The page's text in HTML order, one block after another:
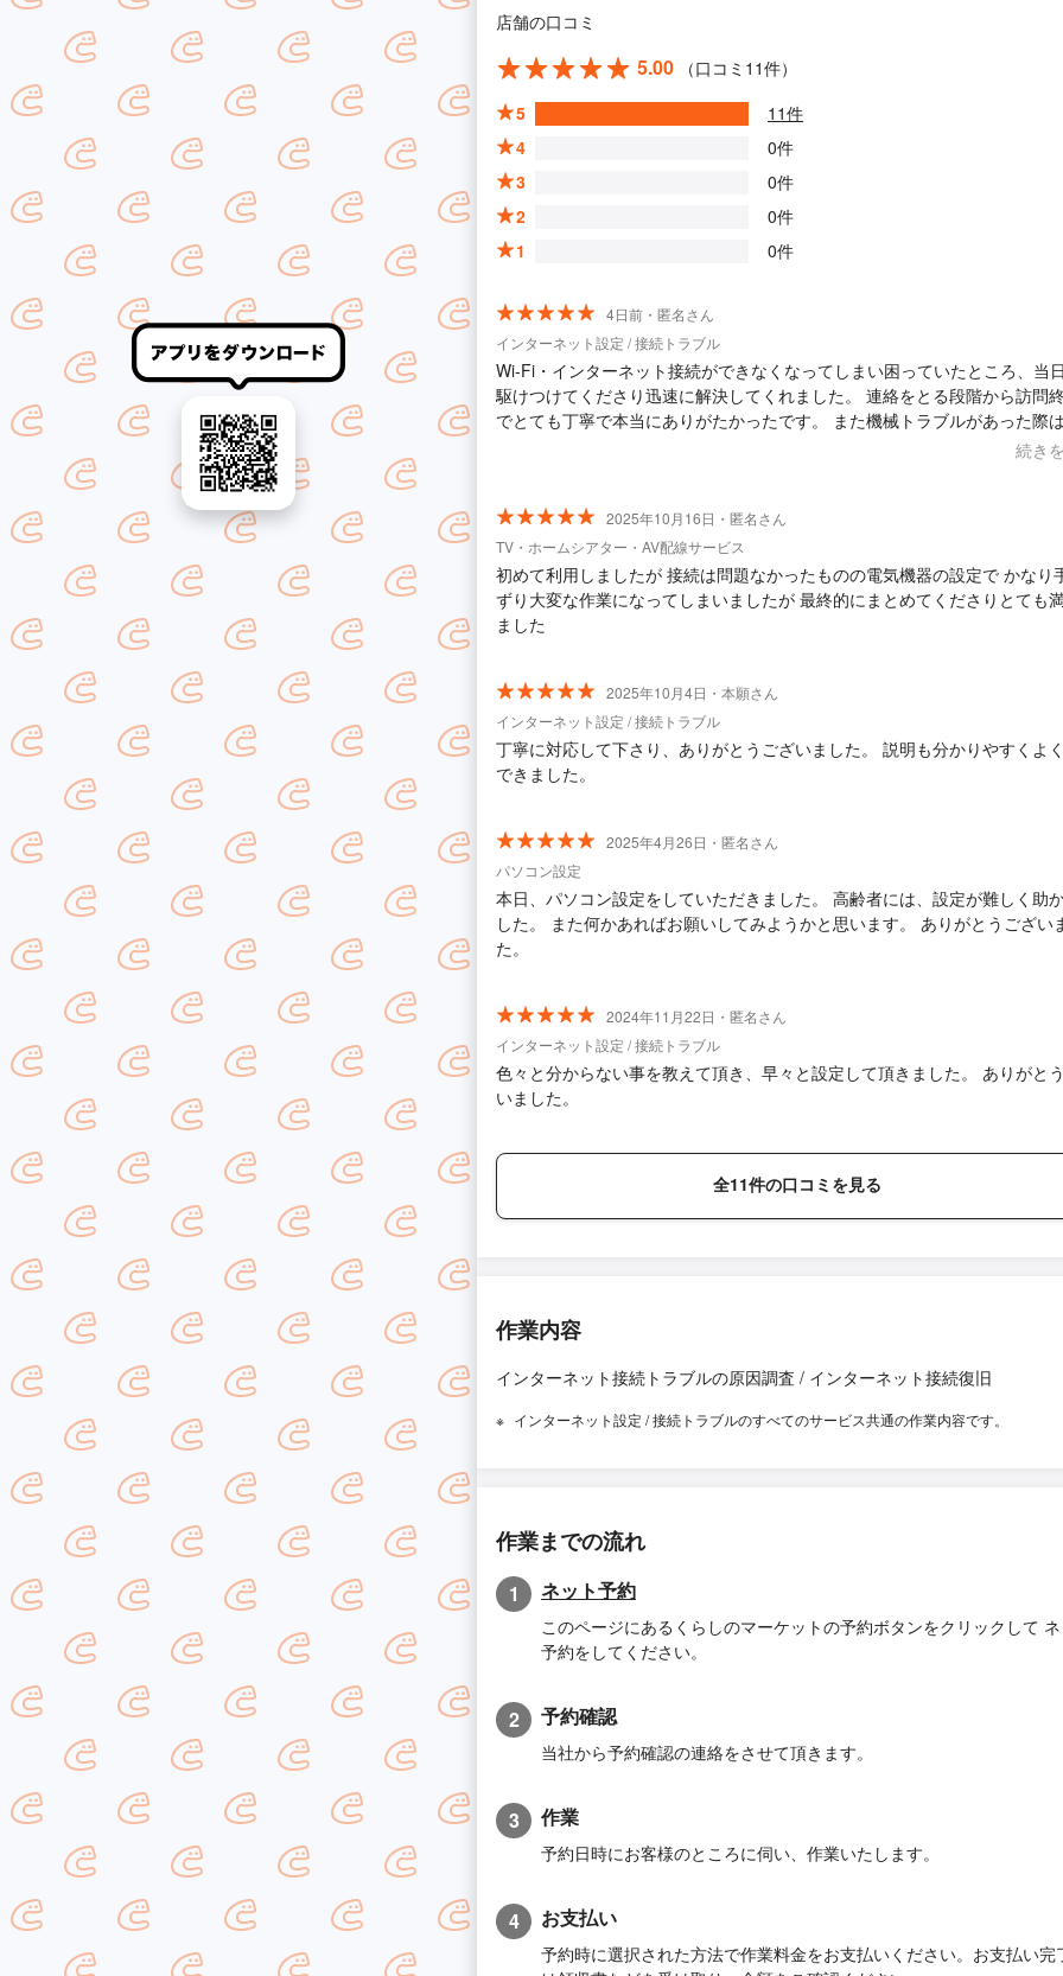
店舗の口コミ
5.00
（口コミ11件）
5
11件
4
0件
3
0件
2
0件
1
0件
4日前・匿名さん
インターネット設定 / 接続トラブル
Wi-Fi・インターネット接続ができなくなってしまい困っていたところ、当
駆けつけてくださり迅速に解決してくれました。 連絡をとる段階から訪問
でとても丁寧で本当にありがたかったです。 また機械トラブルがあった際
お願いしたいです！ どこの業者さんに依頼しようか迷われている方は、ぜ
続き
2025年10月16日・匿名さん
TV・ホームシアター・AV配線サービス
初めて利用しましたが 接続は問題なかったものの電気機器の設定で かなり
ずり大変な作業になってしまいましたが 最終的にまとめてくださりとても
ました
2025年10月4日・本願さん
インターネット設定 / 接続トラブル
丁寧に対応して下さり、ありがとうございました。 説明も分かりやすくよ
できました。
2025年4月26日・匿名さん
パソコン設定
本日、パソコン設定をしていただきました。 高齢者には、設定が難しく助
した。 また何かあればお願いしてみようかと思います。 ありがとうござい
た。
2024年11月22日・匿名さん
インターネット設定 / 接続トラブル
色々と分からない事を教えて頂き、早々と設定して頂きました。 ありがと
いました。
全11件の口コミを見る
作業内容
インターネット接続トラブルの原因調査 / インターネット接続復旧
インターネット設定 / 接続トラブルのすべてのサービス共通の作業内容です。
作業までの流れ
1 ネット予約
このページにあるくらしのマーケットの予約ボタンをクリックして
予約をしてください。
2 予約確認
当社から予約確認の連絡をさせて頂きます。
3 作業
予約日時にお客様のところに伺い、作業いたします。
4 お支払い
予約時に選択された方法で作業料金をお支払いください。お支払い完